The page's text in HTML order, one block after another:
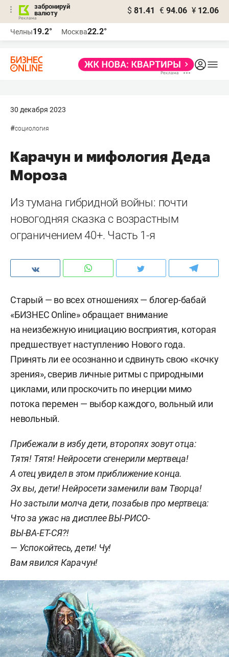
забронируй
валюту
$ 81.41 € 94.06 ¥ 12.06
Челны19.2° Москва22.2°
30 декабря 2023
#социология
Карачун и мифология Деда
Мороза
Из тумана гибридной войны: почти
новогодняя сказка с возрастным
ограничением 40+. Часть 1-я
Старый — во всех отношениях — блогер-бабай
«БИЗНЕС Online» обращает внимание
на неизбежную инициацию восприятия, которая
предшествует наступлению Нового года.
Принять ли ее осознанно и сдвинуть свою «кочку
зрения», сверив личные ритмы с природными
циклами, или проскочить по инерции мимо
потока перемен — выбор каждого, вольный или
невольный.
Прибежали в избу дети, второпях зовут отца:
Тятя! Тятя! Нейросети сгенерили мертвеца!
А отец увидел в этом приближение конца.
Эх вы, дети! Нейросети заменили вам Творца!
Но застыли молча дети, позабыв про мертвеца:
Что за ужас на дисплее ВЫ-РИСО-
ВЫ-ВА-ЕТ-СЯ?!
— Успокойтесь, дети! Чу!
Вам явился Карачун!